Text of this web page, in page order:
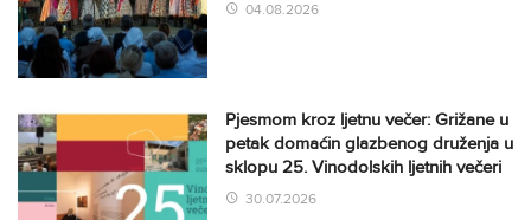
04.08.2026
Pjesmom kroz ljetnu večer: Grižane u
petak domaćin glazbenog druženja u
sklopu 25. Vinodolskih ljetnih večeri
30.07.2026